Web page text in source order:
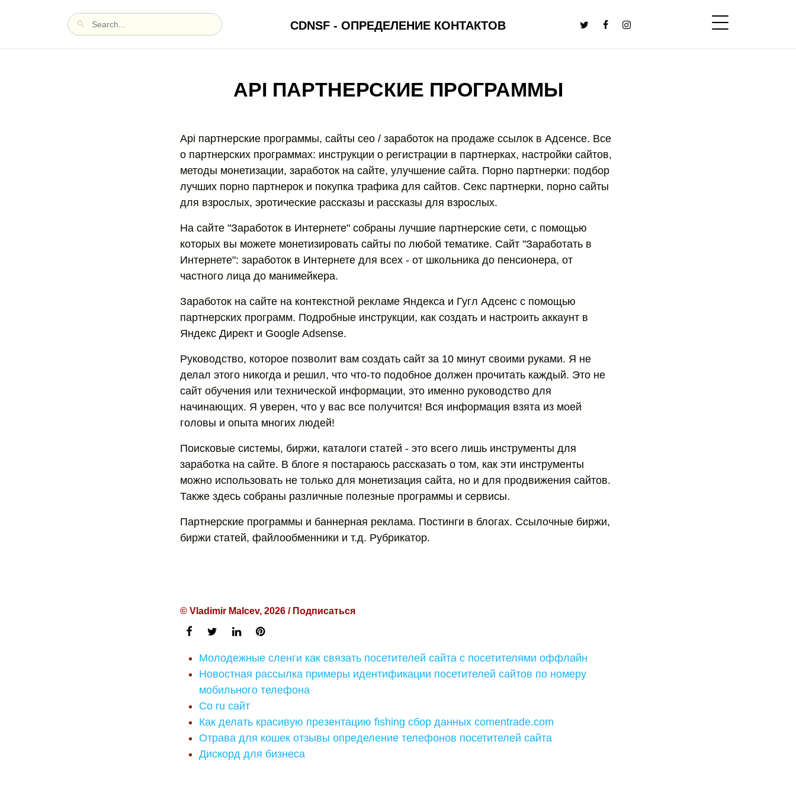
CDNSF - ОПРЕДЕЛЕНИЕ КОНТАКТОВ
API ПАРТНЕРСКИЕ ПРОГРАММЫ
Api партнерские программы, сайты сео / заработок на продаже ссылок в Адсенсе. Все
о партнерских программах: инструкции о регистрации в партнерках, настройки сайтов,
методы монетизации, заработок на сайте, улучшение сайта. Порно партнерки: подбор
лучших порно партнерок и покупка трафика для сайтов. Секс партнерки, порно сайты
для взрослых, эротические рассказы и рассказы для взрослых.
На сайте "Заработок в Интернете" собраны лучшие партнерские сети, с помощью
которых вы можете монетизировать сайты по любой тематике. Сайт "Заработать в
Интернете": заработок в Интернете для всех - от школьника до пенсионера, от
частного лица до манимейкера.
Заработок на сайте на контекстной рекламе Яндекса и Гугл Адсенс с помощью
партнерских программ. Подробные инструкции, как создать и настроить аккаунт в
Яндекс Директ и Google Adsense.
Руководство, которое позволит вам создать сайт за 10 минут своими руками. Я не
делал этого никогда и решил, что что-то подобное должен прочитать каждый. Это не
сайт обучения или технической информации, это именно руководство для
начинающих. Я уверен, что у вас все получится! Вся информация взята из моей
головы и опыта многих людей!
Поисковые системы, биржи, каталоги статей - это всего лишь инструменты для
заработка на сайте. В блоге я постараюсь рассказать о том, как эти инструменты
можно использовать не только для монетизация сайта, но и для продвижения сайтов.
Также здесь собраны различные полезные программы и сервисы.
Партнерские программы и баннерная реклама. Постинги в блогах. Ссылочные биржи,
биржи статей, файлообменники и т.д. Рубрикатор.
© Vladimir Malcev, 2026 / Подписаться
Молодежные сленги как связать посетителей сайта с посетителями оффлайн
Новостная рассылка примеры идентификации посетителей сайтов по номеру
мобильного телефона
Co ru сайт
Как делать красивую презентацию fishing сбор данных comentrade.com
Отрава для кошек отзывы определение телефонов посетителей сайта
Дискорд для бизнеса